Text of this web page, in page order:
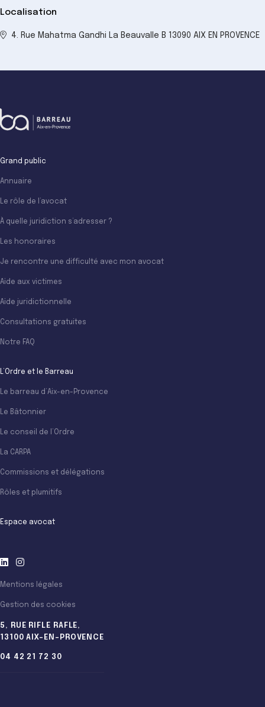
Localisation
4. Rue Mahatma Gandhi La Beauvalle B 13090 AIX EN PROVENCE
Grand public
Annuaire
Le rôle de l’avocat
À quelle juridiction s’adresser ?
Les honoraires
Je rencontre une difficulté avec mon avocat
Aide aux victimes
Aide juridictionnelle
Consultations gratuites
Notre FAQ
L’Ordre et le Barreau
Le barreau d’Aix-en-Provence
Le Bâtonnier
Le conseil de l’Ordre
La CARPA
Commissions et délégations
Rôles et plumitifs
Espace avocat
Mentions légales
Gestion des cookies
5, RUE RIFLE RAFLE,
13100 AIX-EN-PROVENCE
04 42 21 72 30